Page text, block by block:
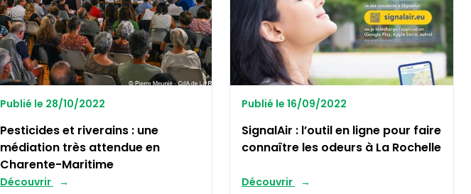
Publié le 28/10/2022
Pesticides et riverains : une
médiation très attendue en
Charente-Maritime
Découvrir
Publié le 16/09/2022
SignalAir : l’outil en ligne pour faire
connaître les odeurs à La Rochelle
Découvrir